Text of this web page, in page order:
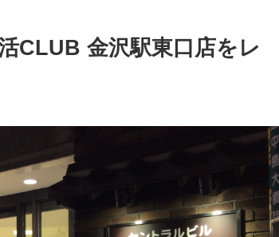
CLUB 金沢駅東口店をレ